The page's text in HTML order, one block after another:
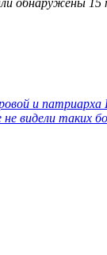
и патриарха
видели таких